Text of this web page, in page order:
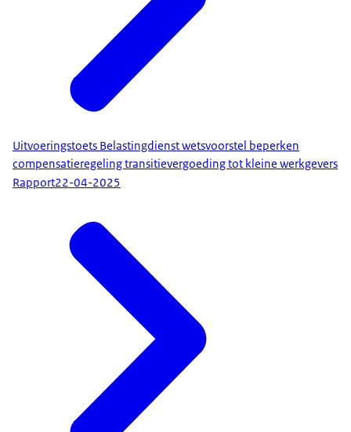
Uitvoeringstoets Belastingdienst wetsvoorstel beperken
compensatieregeling transitievergoeding tot kleine werkgevers
Rapport22-04-2025